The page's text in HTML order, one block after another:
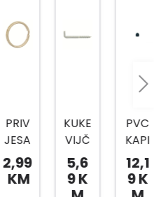
PRIV
JESA
K ZA
KLJU
2,99
KM
KUKE
VIJČ
ANE
SA
PRO
5,6
9 K
PVC
KAPI
CA
ZA
6KT
12,1
9 K